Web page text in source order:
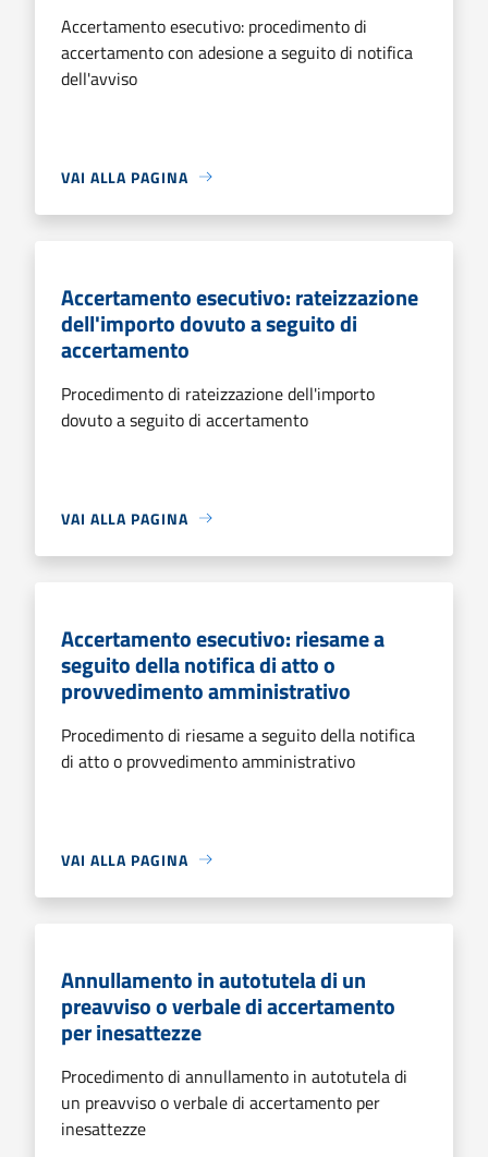
Accertamento esecutivo: procedimento di
accertamento con adesione a seguito di notifica
dell'avviso
VAI ALLA PAGINA
Accertamento esecutivo: rateizzazione
dell'importo dovuto a seguito di
accertamento
Procedimento di rateizzazione dell'importo
dovuto a seguito di accertamento
VAI ALLA PAGINA
Accertamento esecutivo: riesame a
seguito della notifica di atto o
provvedimento amministrativo
Procedimento di riesame a seguito della notifica
di atto o provvedimento amministrativo
VAI ALLA PAGINA
Annullamento in autotutela di un
preavviso o verbale di accertamento
per inesattezze
Procedimento di annullamento in autotutela di
un preavviso o verbale di accertamento per
inesattezze